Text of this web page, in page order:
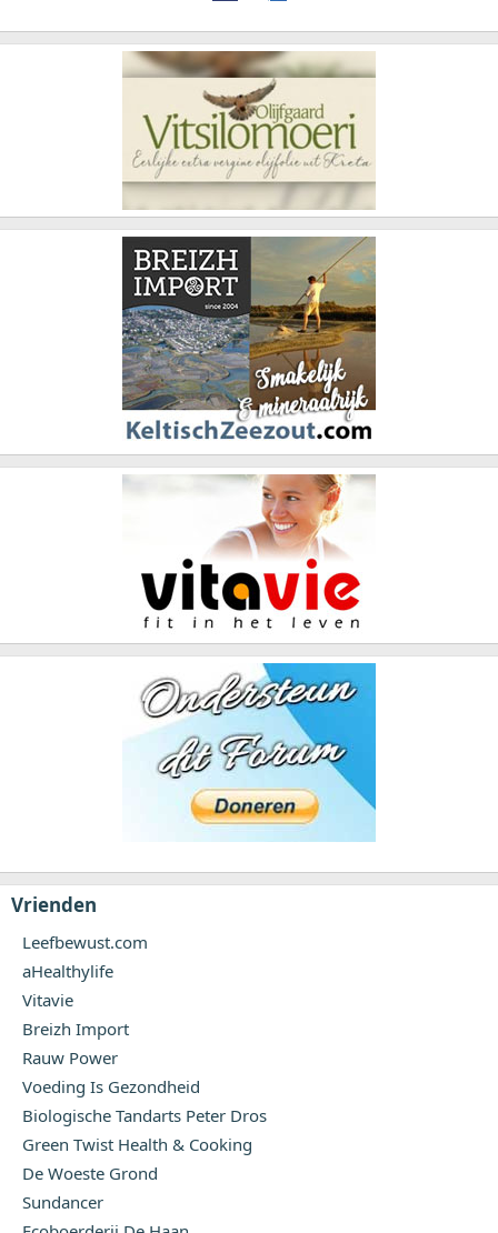
Vrienden
Leefbewust.com
aHealthylife
Vitavie
Breizh Import
Rauw Power
Voeding Is Gezondheid
Biologische Tandarts Peter Dros
Green Twist Health & Cooking
De Woeste Grond
Sundancer